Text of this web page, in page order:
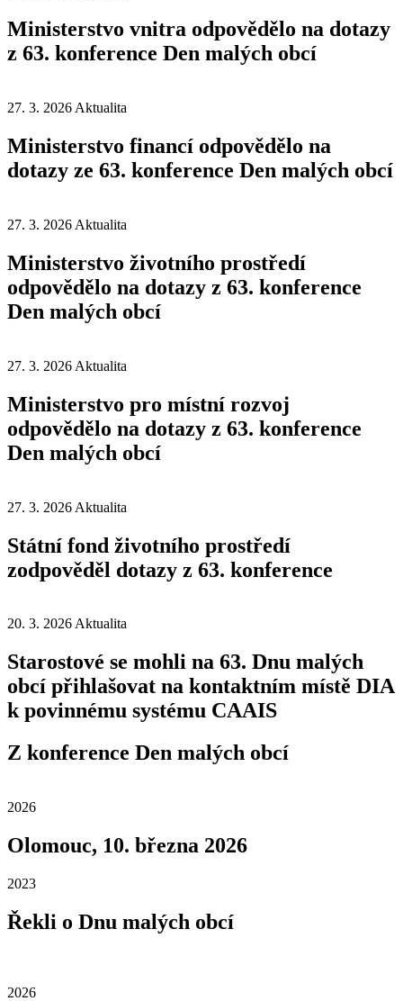
Ministerstvo vnitra odpovědělo na dotazy
z 63. konference Den malých obcí
27. 3. 2026 Aktualita
Ministerstvo financí odpovědělo na
dotazy ze 63. konference Den malých obcí
27. 3. 2026 Aktualita
Ministerstvo životního prostředí
odpovědělo na dotazy z 63. konference
Den malých obcí
27. 3. 2026 Aktualita
Ministerstvo pro místní rozvoj
odpovědělo na dotazy z 63. konference
Den malých obcí
27. 3. 2026 Aktualita
Státní fond životního prostředí
zodpověděl dotazy z 63. konference
20. 3. 2026Aktualita
Starostové se mohli na 63. Dnu malých
obcí přihlašovat na kontaktním místě DIA
k povinnému systému CAAIS
Z konference Den malých obcí
2026
Olomouc, 10. března 2026
2023
Řekli o Dnu malých obcí
2026